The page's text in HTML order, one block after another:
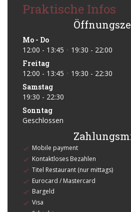
Praktische Infos
Mo - Do
12:00 - 13:45 • 19:30 - 22:00
Freitag
12:00 - 13:45 • 19:30 - 22:30
Samstag
19:30 - 22:30
Sonntag
Geschlossen
Mobile payment
Kontaktloses Bezahlen
Titel Restaurant (nur mittags)
Eurocard / Mastercard
Bargeld
Visa